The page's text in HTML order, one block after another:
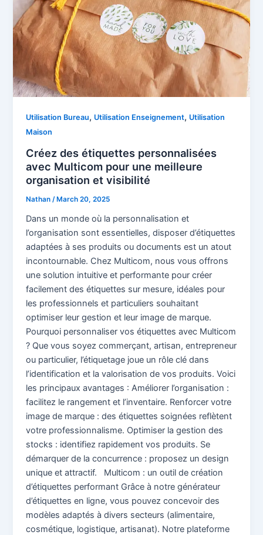
Utilisation Bureau, Utilisation Enseignement, Utilisation
Maison
Créez des étiquettes personnalisées
avec Multicom pour une meilleure
organisation et visibilité
Nathan /March 20, 2025
Dans un monde où la personnalisation et
l’organisation sont essentielles, disposer d’étiquettes
adaptées à ses produits ou documents est un atout
incontournable. Chez Multicom, nous vous offrons
une solution intuitive et performante pour créer
facilement des étiquettes sur mesure, idéales pour
les professionnels et particuliers souhaitant
optimiser leur gestion et leur image de marque.
Pourquoi personnaliser vos étiquettes avec Multicom
? Que vous soyez commerçant, artisan, entrepreneur
ou particulier, l’étiquetage joue un rôle clé dans
l’identification et la valorisation de vos produits. Voici
les principaux avantages : Améliorer l’organisation :
facilitez le rangement et l’inventaire. Renforcer votre
image de marque : des étiquettes soignées reflètent
votre professionnalisme. Optimiser la gestion des
stocks : identifiez rapidement vos produits. Se
démarquer de la concurrence : proposez un design
unique et attractif. Multicom : un outil de création
d’étiquettes performant Grâce à notre générateur
d’étiquettes en ligne, vous pouvez concevoir des
modèles adaptés à divers secteurs (alimentaire,
cosmétique, logistique, artisanat). Notre plateforme